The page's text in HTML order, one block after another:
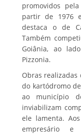
promovidos
partir de 1976
destaca o de
Também
Goiânia, ao
Pizzonia.
Obras
do kartódromo
ao município
inviabilizam
ele lamenta.
empresário